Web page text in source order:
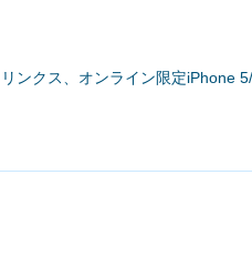
リンクス、オンライン限定iPhone